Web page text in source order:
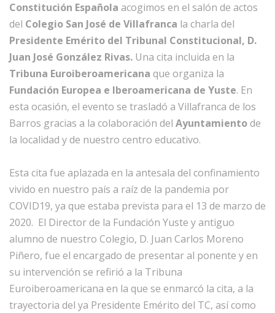
Constitución Española acogimos en el salón de actos
del Colegio San José de Villafranca la charla del
Presidente Emérito del Tribunal Constitucional, D.
Juan José González Rivas. Una cita incluida en la
Tribuna Euroiberoamericana que organiza la
Fundación Europea e Iberoamericana de Yuste. En
esta ocasión, el evento se trasladó a Villafranca de los
Barros gracias a la colaboración del Ayuntamientode
la localidad y de nuestro centro educativo.
Esta cita fue aplazada en la antesala del confinamiento
vivido en nuestro país a raíz de la pandemia por
COVID19, ya que estaba prevista para el 13 de marzo de
2020. El Director de la Fundación Yuste y antiguo
alumno de nuestro Colegio, D. Juan Carlos Moreno
Piñero, fue el encargado de presentar al ponente y en
su intervención se refirió a la Tribuna
Euroiberoamericana en la que se enmarcó la cita, a la
trayectoria del ya Presidente Emérito del TC, así como